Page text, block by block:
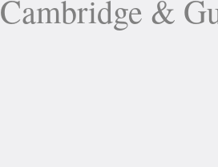
Cambridge &